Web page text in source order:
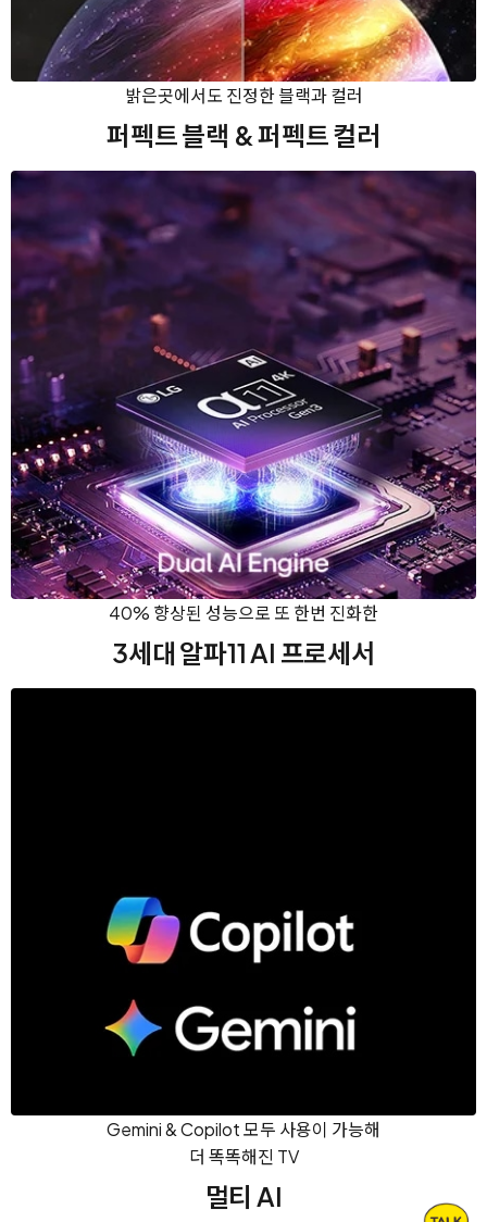
밝은곳에서도 진정한 블랙과 컬러
퍼펙트 블랙 & 퍼펙트 컬러
40% 향상된 성능으로 또 한번 진화한
3세대 알파11 AI 프로세서
Gemini & Copilot 모두 사용이 가능해
더 똑똑해진 TV
멀티 AI